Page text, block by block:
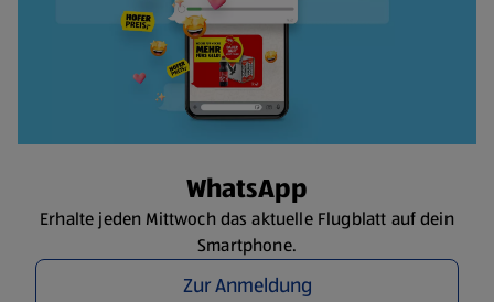
WhatsApp
Erhalte jeden Mittwoch das aktuelle Flugblatt auf dein
Smartphone.
Zur Anmeldung